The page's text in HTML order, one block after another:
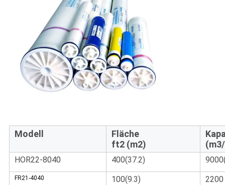
Modell
Fläche
ft2 (m2)
HOR22-8040 400(37.2)
FR21-4040 100(9.3) 2200